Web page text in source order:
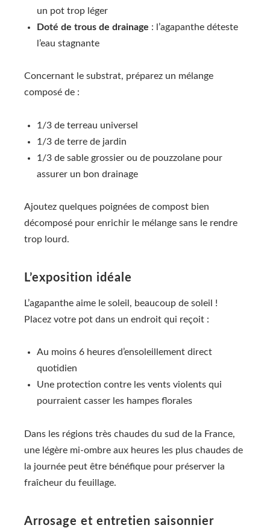
un pot trop léger
Doté de trous de drainage : l’agapanthe déteste
l’eau stagnante
Concernant le substrat, préparez un mélange
composé de :
1/3 de terreau universel
1/3 de terre de jardin
1/3 de sable grossier ou de pouzzolane pour
assurer un bon drainage
Ajoutez quelques poignées de compost bien
décomposé pour enrichir le mélange sans le rendre
trop lourd.
L’exposition idéale
L’agapanthe aime le soleil, beaucoup de soleil !
Placez votre pot dans un endroit qui reçoit :
Au moins 6 heures d’ensoleillement direct
quotidien
Une protection contre les vents violents qui
pourraient casser les hampes florales
Dans les régions très chaudes du sud de la France,
une légère mi-ombre aux heures les plus chaudes de
la journée peut être bénéfique pour préserver la
fraîcheur du feuillage.
Arrosage et entretien saisonnier